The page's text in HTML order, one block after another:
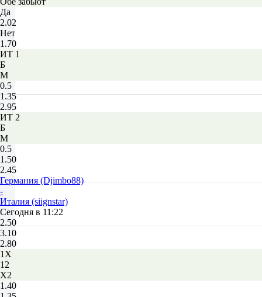
Да
2.02
Нет
1.70
ИТ 1
Б
М
0.5
1.35
2.95
ИТ 2
Б
М
0.5
1.50
2.45
Германия (Djimbo88)
-
Италия (siignstar)
Сегодня в 11:22
2.50
3.10
2.80
1X
12
X2
1.40